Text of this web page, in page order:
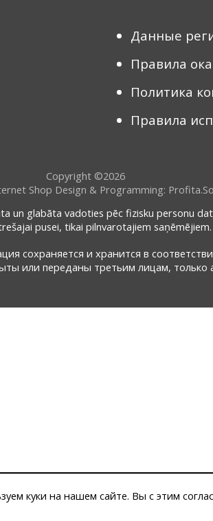
куки на нашем сайте. Вы с этим
Данные
Правила
Политика
Правила
Copyright ©2026
Shop Design & Programming:
un glabāta vadoties pēc fizisku personu
pusei, tikai pilnvarotajiem saņēmējiem.
сохраняется и хранится в
или переданы третьим лицам, только